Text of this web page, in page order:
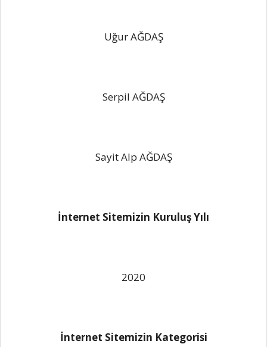
Uğur AĞDAŞ
Serpil AĞDAŞ
Sayit Alp AĞDAŞ
İnternet Sitemizin Kuruluş Yılı
2020
İnternet Sitemizin Kategorisi